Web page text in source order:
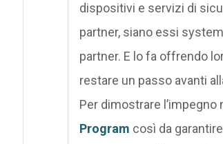
dispositivi e servizi di
partner, siano essi
partner. E lo fa offrendo
restare un passo avanti
Per dimostrare l’impegno
Program così da